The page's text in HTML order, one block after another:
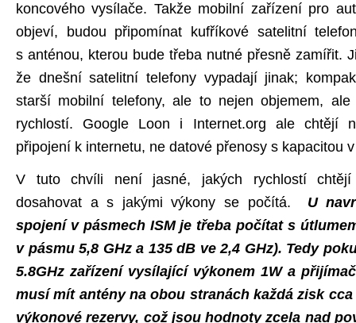
koncového vysílače. Takže mobilní zařízení pro
objeví, budou připomínat kufříkové satelitní
s anténou, kterou bude třeba nutné přesně zamířit.
že dnešní satelitní telefony vypadají jinak;
starší mobilní telefony, ale to nejen objemem, ale
rychlostí. Google Loon i Internet.org ale chtějí
připojení k internetu, ne datové přenosy s kapacitou
V tuto chvíli není jasné, jakých rychlostí
dosahovat a s jakými výkony se počítá.
U
spojení v pásmech ISM je třeba počítat s
v pásmu 5,8 GHz a 135 dB ve 2,4 GHz). Tedy
5.8GHz zařízení vysílající výkonem 1W a
musí mít antény na obou stranách každá zisk
výkonové rezervy, což jsou hodnoty zcela nad